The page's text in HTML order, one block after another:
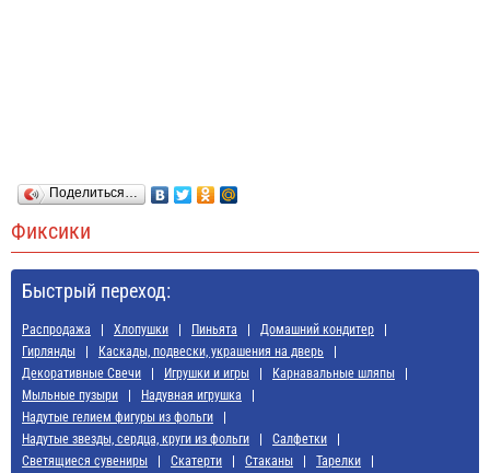
Поделиться…
Фиксики
Быстрый переход:
Распродажа Хлопушки Пиньята
Домашний кондитер
Гирлянды
Каскады, подвески, украшения на дверь
Декоративные Свечи
Игрушки и игры
Карнавальные шляпы
Мыльные пузыри
Надувная игрушка
Надутые гелием фигуры из фольги
Надутые звезды, сердца, круги из фольги
Салфетки
Светящиеся сувениры
Скатерти Стаканы
Тарелки